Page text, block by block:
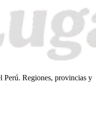
Perú. Regiones, provincias y